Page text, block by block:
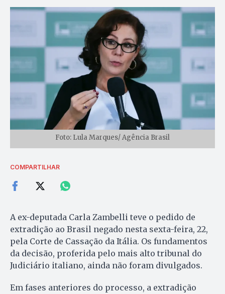
Foto: Lula Marques/ Agência Brasil
COMPARTILHAR
A ex-deputada Carla Zambelli teve o pedido de
extradição ao Brasil negado nesta sexta-feira, 22,
pela Corte de Cassação da Itália. Os fundamentos
da decisão, proferida pelo mais alto tribunal do
Judiciário italiano, ainda não foram divulgados.
Em fases anteriores do processo, a extradição